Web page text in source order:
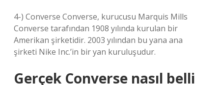
4-) Converse Converse, kurucusu Marquis Mills
Converse tarafından 1908 yılında kurulan bir
Amerikan şirketidir. 2003 yılından bu yana ana
şirketi Nike Inc.’in bir yan kuruluşudur.
Gerçek Converse nasıl belli